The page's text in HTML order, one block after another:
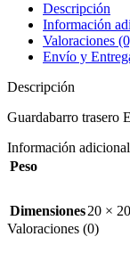
Descripción
Información
Valoraciones
Envío y
Descripción
Guardabarro trasero
Información adicional
Peso
Dimensiones20 ×
Valoraciones (0)